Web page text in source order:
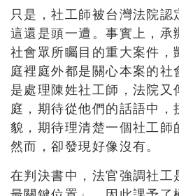
只是，社工師被台灣法院認
這還是頭一遭。事實上，承
社會眾所矚目的重大案件，
庭裡庭外都是關心本案的
是處理陳姓社工師，法院又
庭，期待從他們的話語中，
貌，期待理清楚一個社工師
然而，卻發現好像沒有。
在判決書中，法官強調社工